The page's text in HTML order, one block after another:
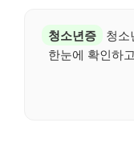
청소년증
청소
한눈에 확인하